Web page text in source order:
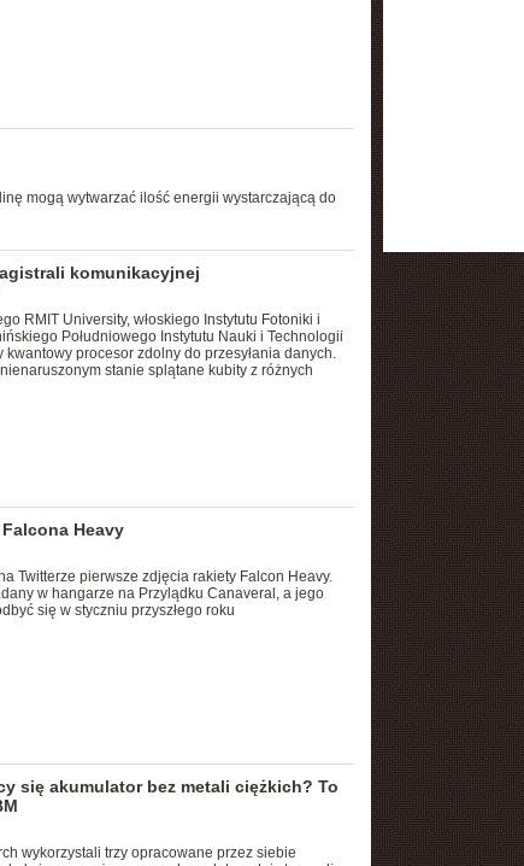
mogą wytwarzać ilość energii wystarczającą do
komunikacyjnej
RMIT University, włoskiego Instytutu Fotoniki i
Południowego Instytutu Nauki i Technologii
procesor zdolny do przesyłania danych.
stanie splątane kubity z różnych
Heavy
Twitterze pierwsze zdjęcia rakiety Falcon Heavy.
w hangarze na Przylądku Canaveral, a jego
się w styczniu przyszłego roku
się akumulator bez metali ciężkich? To
wykorzystali trzy opracowane przez siebie